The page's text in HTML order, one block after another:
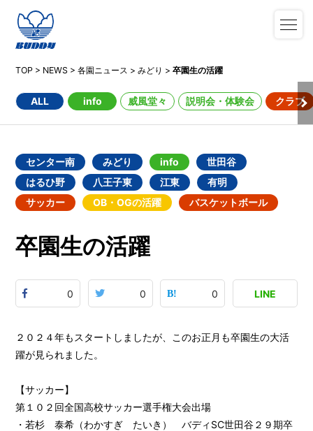
TOP > NEWS >各園ニュース >みどり >卒園生の活躍
ALL info 威風堂々 説明会・体験会 クラブ
センター南 みどり info
世田谷
はるひ野
八王子東 江東
有明
サッカー
OB・OGの活躍 バスケットボール
卒園生の活躍
0 0 0 LINE
２０２４年もスタートしましたが、このお正月も卒園生の大活
躍が見られました。
【サッカー】
第１０２回全国高校サッカー選手権大会出場
・若杉 泰希（わかすぎ たいき） バディSC世田谷２９期卒